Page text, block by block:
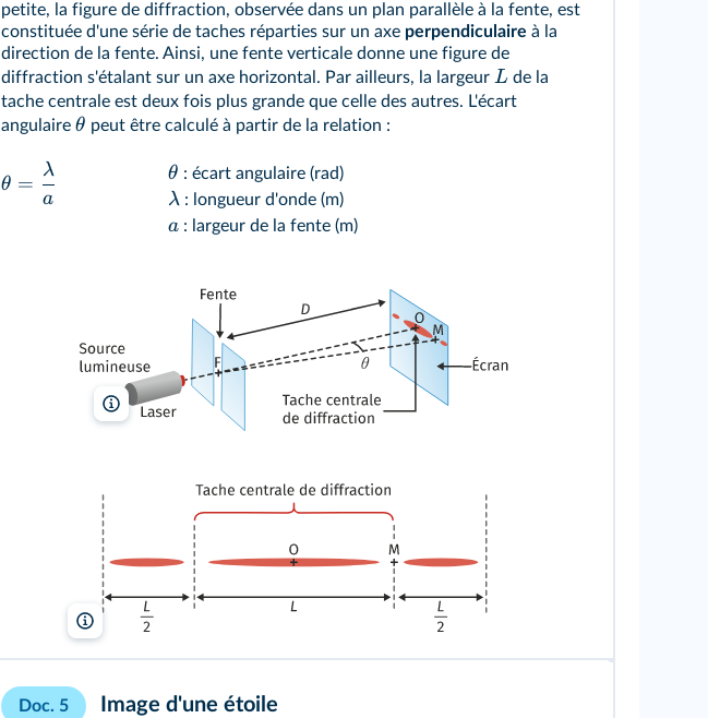
petite, la figure de diffraction, observée dans un plan parallèle à la fente, est
constituée d'une série de taches réparties sur un axe perpendiculaire à la
direction de la fente. Ainsi, une fente verticale donne une figure de
diffraction s'étalant sur un axe horizontal. Par ailleurs, la largeur L de la
tache centrale est deux fois plus grande que celle des autres. L'écart
angulaire θ peut être calculé à partir de la relation :
θ =
a
λ θ : écart angulaire (rad)
λ : longueur d'onde (m)
a : largeur de la fente (m)
lelivrescolaire.fr
lelivrescolaire.fr
Doc. 5 Image d'une étoile